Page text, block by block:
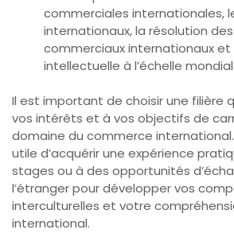
commerciales internationales,
internationaux, la résolution
commerciaux internationaux
intellectuelle à l’échelle
Il est important de choisir une filière
vos intérêts et à vos objectifs de
domaine du commerce
utile d’acquérir une expérience
stages ou à des opportunités
l’étranger pour développer vos
interculturelles et votre
international.